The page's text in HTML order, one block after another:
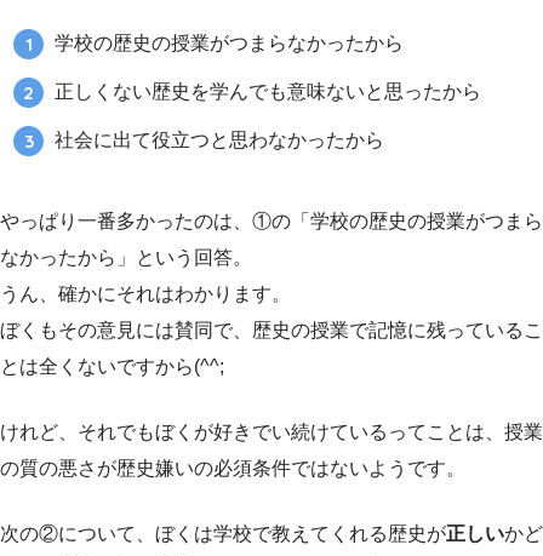
学校の歴史の授業がつまらなかったから
正しくない歴史を学んでも意味ないと思ったから
社会に出て役立つと思わなかったから
やっぱり一番多かったのは、①の「学校の歴史の授業がつまら
なかったから」という回答。
うん、確かにそれはわかります。
ぼくもその意見には賛同で、歴史の授業で記憶に残っているこ
とは全くないですから(^^;
けれど、それでもぼくが好きでい続けているってことは、授業
の質の悪さが歴史嫌いの必須条件ではないようです。
次の②について、ぼくは学校で教えてくれる歴史が正しいかど